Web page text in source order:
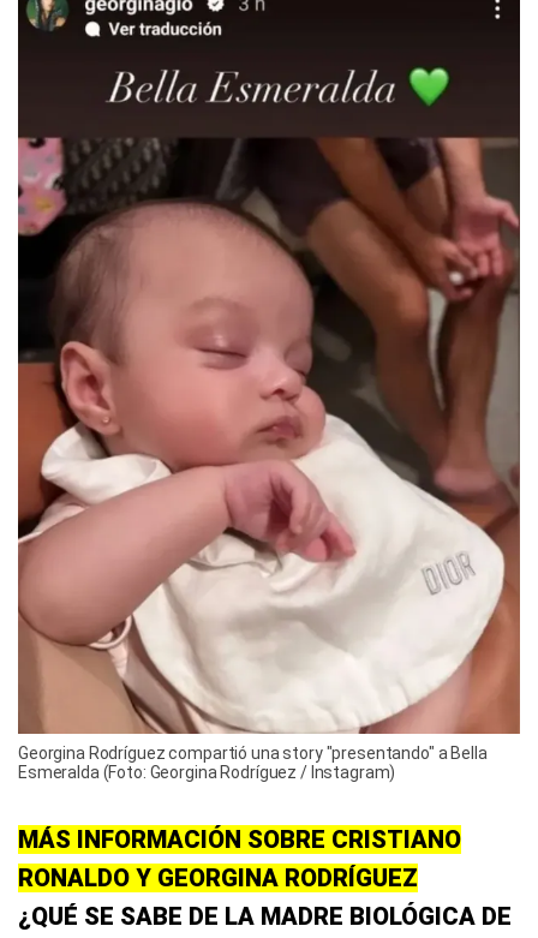
Georgina Rodríguez compartió una story "presentando" a Bella
Esmeralda (Foto: Georgina Rodríguez / Instagram)
MÁS INFORMACIÓN SOBRE CRISTIANO
RONALDO Y GEORGINA RODRÍGUEZ
¿QUÉ SE SABE DE LA MADRE BIOLÓGICA DE